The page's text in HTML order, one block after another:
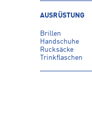
AUSRÜSTUNG
Brillen
Handschuhe
Rucksäcke
Trinkflaschen